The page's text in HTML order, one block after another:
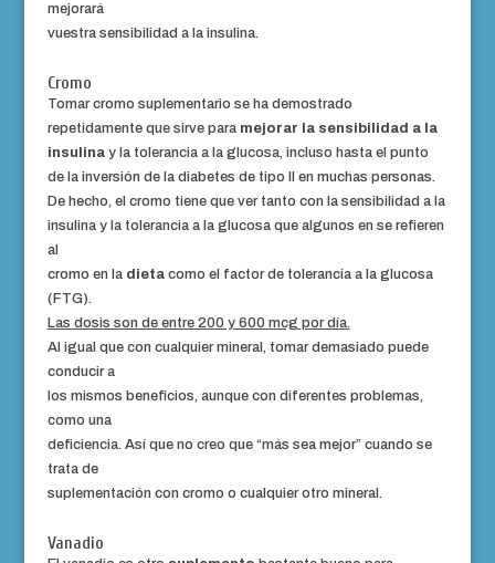
mejorará
vuestra sensibilidad a la insulina.
Cromo
Tomar cromo suplementario se ha demostrado
repetidamente que sirve paramejorar la sensibilidad a la
insulinay la tolerancia a la glucosa, incluso hasta el punto
de la inversión de la diabetes de tipo II en muchas personas.
De hecho, el cromo tiene que ver tanto con la sensibilidad a la
insulina y la tolerancia a la glucosa que algunos en se refieren
al
cromo en la dietacomo el factor de tolerancia a la glucosa
(FTG).
Las dosis son de entre 200 y 600 mcg por día.
Al igual que con cualquier mineral, tomar demasiado puede
conducir a
los mismos beneficios, aunque con diferentes problemas,
como una
deficiencia. Así que no creo que “más sea mejor” cuando se
trata de
suplementación con cromo o cualquier otro mineral.
Vanadio